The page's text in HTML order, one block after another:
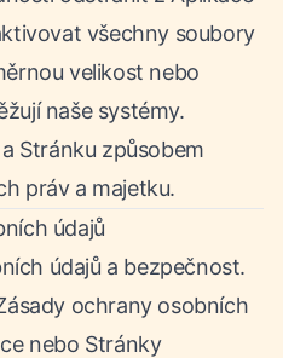
všechny soubory
velikost nebo
naše systémy.
Stránku způsobem
práv a majetku.
údajů
údajů a bezpečnost.
ochrany osobních
nebo Stránky